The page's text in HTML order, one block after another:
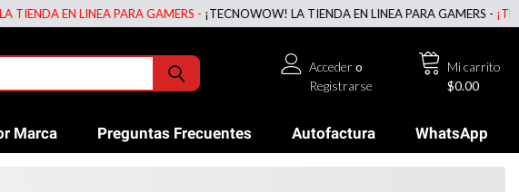
EN LINEA PARA GAMERS -¡TECNOWOW! LA TIENDA EN LINEA PARA GAMERS -
Mi carrito
$0.00
Accedero
Registrarse
Marca Preguntas Frecuentes Autofactura WhatsApp